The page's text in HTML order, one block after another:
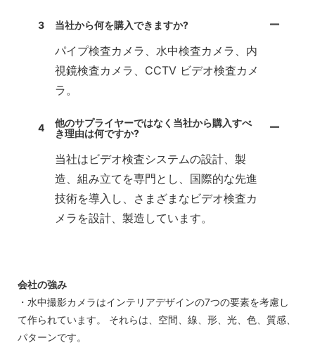
3 当社から何を購入できますか?
パイプ検査カメラ、水中検査カメラ、内
視鏡検査カメラ、CCTV ビデオ検査カメ
ラ。
4
他のサプライヤーではなく当社から購入すべ
き理由は何ですか?
当社はビデオ検査システムの設計、製
造、組み立てを専門とし、国際的な先進
技術を導入し、さまざまなビデオ検査カ
メラを設計、製造しています。
会社の強み
・水中撮影カメラはインテリアデザインの7つの要素を考慮し
て作られています。 それらは、空間、線、形、光、色、質感、
パターンです。